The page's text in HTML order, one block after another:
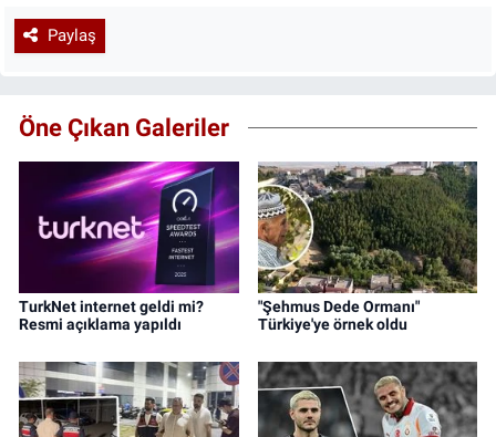
Paylaş
Öne Çıkan Galeriler
TurkNet internet geldi mi?
Resmi açıklama yapıldı
"Şehmus Dede Ormanı"
Türkiye'ye örnek oldu